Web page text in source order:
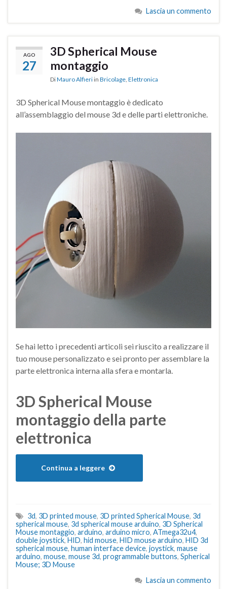
Lascia un commento
AGO
27
3D Spherical Mouse
montaggio
DiMauro Alfieri in Bricolage Elettronica
3D Spherical Mouse montaggio è dedicato
all’assemblaggio del mouse 3d e delle parti elettroniche.
Se hai letto i precedenti articoli sei riuscito a realizzare il
tuo mouse personalizzato e sei pronto per assemblare la
parte elettronica interna alla sfera e montarla.
3D Spherical Mouse
montaggio della parte
elettronica
Continua a leggere
3d, 3D printed mouse, 3D printed Spherical Mouse, 3d
spherical mouse, 3d spherical mouse arduino, 3D Spherical
Mouse montaggio, arduino, arduino micro, ATmega32u4,
double joystick, HID, hid mouse, HID mouse arduino, HID 3d
spherical mouse, human interface device, joystick, mause
arduino, mouse, mouse 3d, programmable buttons, Spherical
Mouse; 3D Mouse
Lascia un commento